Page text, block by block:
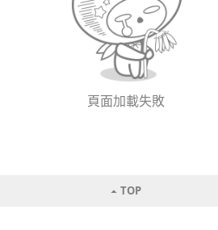
頁面加載失敗
TOP